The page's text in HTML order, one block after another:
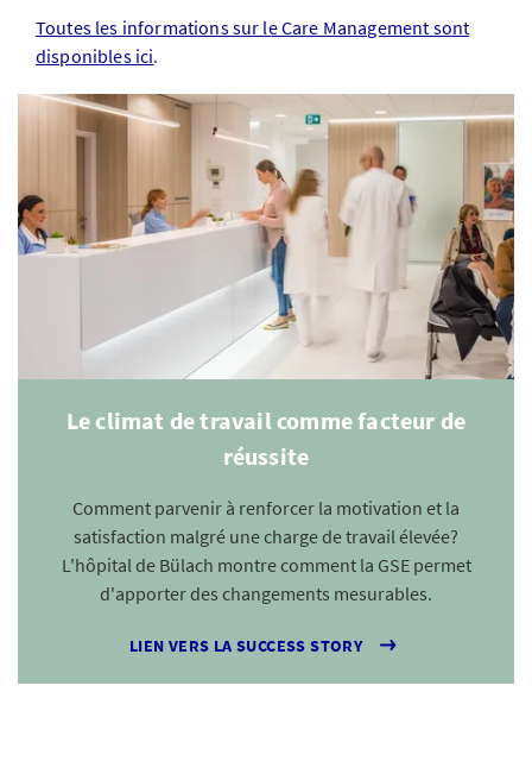
Toutes les informations sur le Care Management sont
disponibles ici.
Le climat de travail comme facteur de
réussite
Comment parvenir à renforcer la motivation et la
satisfaction malgré une charge de travail élevée?
L'hôpital de Bülach montre comment la GSE permet
d'apporter des changements mesurables.
LIEN VERS LA SUCCESS STORY